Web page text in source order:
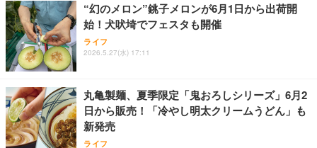
【リチャージWiFi】バッテリー35時間 100GB 365日
ギガ付 ポケット WiFi 海外利用可能【SEProBK-100
GB/365日】
天羽の梅 1800ml （ハイボールの元 焼酎用）[天羽飲
料製造 東京都]
Butz Delicatessen おつまみアソートセット 【誕生
日用（バースデーカード付き）】 おつまみセット 6
品 食べ比べ ご自宅用 お中元 合鴨 牛タン ロースト
“幻のメロン”銚子メロンが6月1日から出荷開
始！犬吠埼でフェスタも開催
ライフ
2026.5.27(水) 17:11
丸亀製麺、夏季限定「鬼おろしシリーズ」6月2
日から販売！「冷やし明太クリームうどん」も
新発売
ライフ